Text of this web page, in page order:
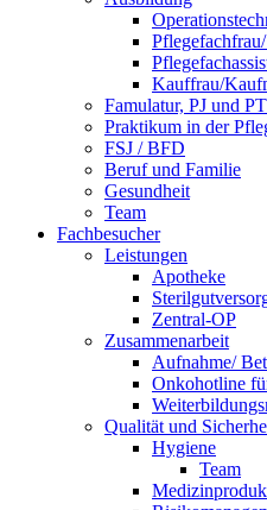
Kauffrau/
Famulatur, PJ und
Praktikum in der
FSJ / BFD
Beruf und Familie
Gesundheit
Team
Fachbesucher
Leistungen
Apotheke
Zentral-OP
Zusammenarbeit
Aufnahme/
Onkohotline
Qualität und
Hygiene
Team